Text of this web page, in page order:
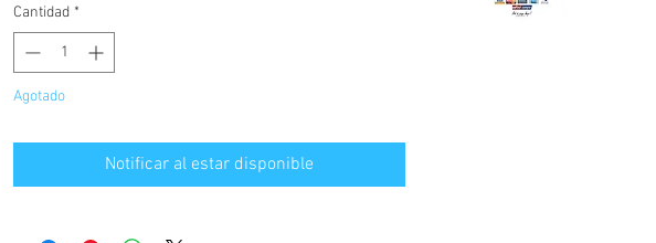
Cantidad *
Agotado
Notificar al estar disponible